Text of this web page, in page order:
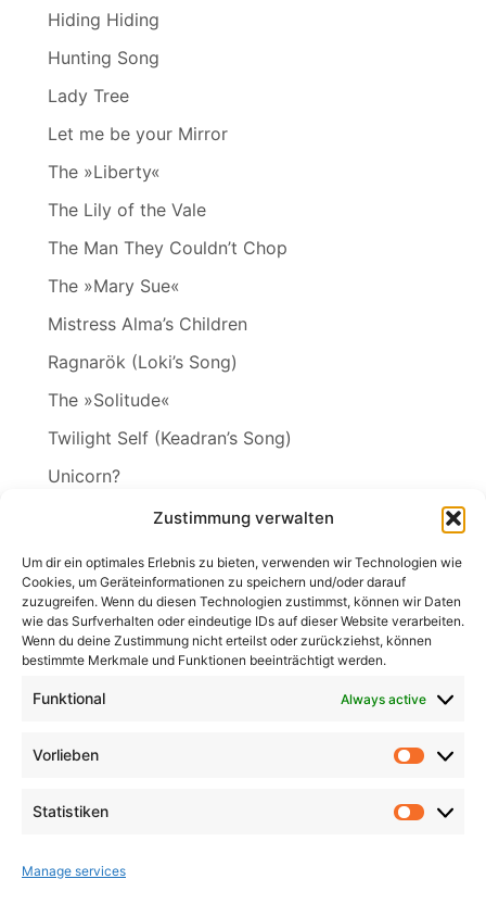
Zustimmung verwalten
Um dir ein optimales Erlebnis zu bieten, verwenden wir Technologien wie
Cookies, um Geräteinformationen zu speichern und/oder darauf
zuzugreifen. Wenn du diesen Technologien zustimmst, können wir Daten
wie das Surfverhalten oder eindeutige IDs auf dieser Website verarbeiten.
Wenn du deine Zustimmung nicht erteilst oder zurückziehst, können
bestimmte Merkmale und Funktionen beeinträchtigt werden.
Funktional Always active
Vorlieben
Statistiken
Manage services
Hiding Hiding
Hunting Song
Lady Tree
Let me be your Mirror
The »Liberty«
The Lily of the Vale
The Man They Couldn’t Chop
The »Mary Sue«
Mistress Alma’s Children
Ragnarök (Loki’s Song)
The »Solitude«
Twilight Self (Keadran’s Song)
Unicorn?
Search
Search